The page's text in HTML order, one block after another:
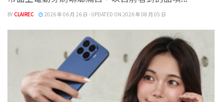
BY CLAIREC 2026 年 06 月 26 日 - UPDATED ON 2026 年 08 月 05 日